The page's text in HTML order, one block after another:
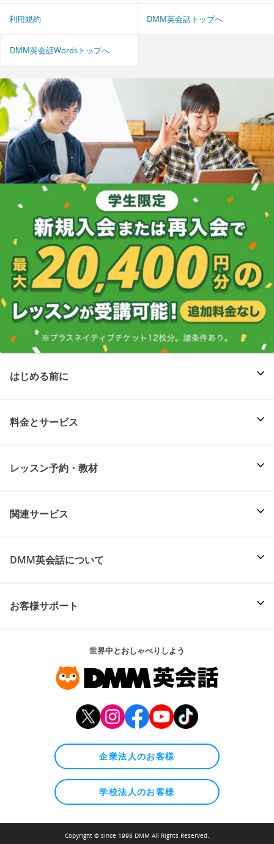
利用規約 DMM英会話トップへ
DMM英会話Wordsトップへ
はじめる前に
料金とサービス
レッスン予約・教材
関連サービス
DMM英会話について
お客様サポート
世界中とおしゃべりしよう
企業法人のお客様
学校法人のお客様
Copyright © since 1998 DMM All Rights Reserved.